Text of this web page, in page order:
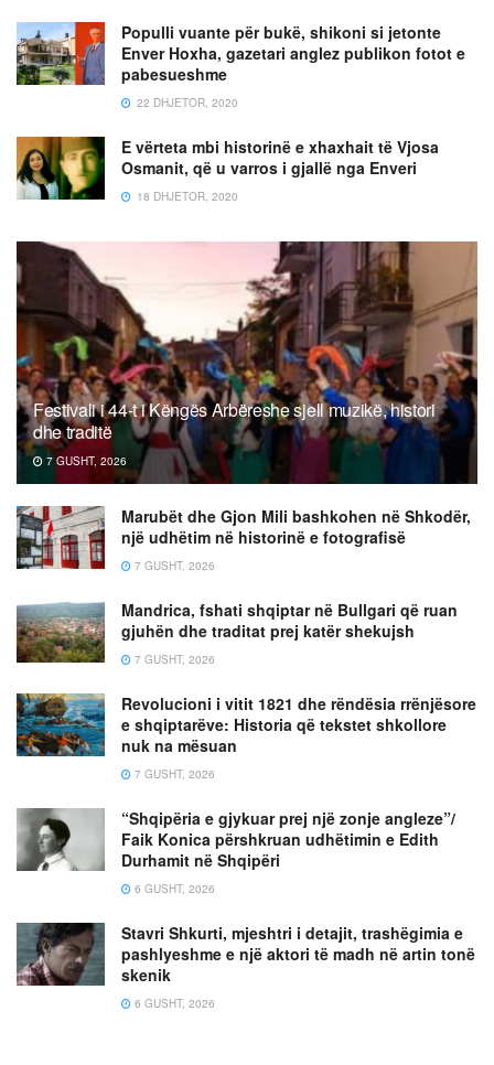
Populli vuante për bukë, shikoni si jetonte
Enver Hoxha, gazetari anglez publikon fotot e
pabesueshme
22 DHJETOR, 2020
E vërteta mbi historinë e xhaxhait të Vjosa
Osmanit, që u varros i gjallë nga Enveri
18 DHJETOR, 2020
Festivali i 44-t i Këngës Arbëreshe sjell muzikë, histori
dhe traditë
7 GUSHT, 2026
Marubët dhe Gjon Mili bashkohen në Shkodër,
një udhëtim në historinë e fotografisë
7 GUSHT, 2026
Mandrica, fshati shqiptar në Bullgari që ruan
gjuhën dhe traditat prej katër shekujsh
7 GUSHT, 2026
Revolucioni i vitit 1821 dhe rëndësia rrënjësore
e shqiptarëve: Historia që tekstet shkollore
nuk na mësuan
7 GUSHT, 2026
“Shqipëria e gjykuar prej një zonje angleze”/
Faik Konica përshkruan udhëtimin e Edith
Durhamit në Shqipëri
6 GUSHT, 2026
Stavri Shkurti, mjeshtri i detajit, trashëgimia e
pashlyeshme e një aktori të madh në artin tonë
skenik
6 GUSHT, 2026